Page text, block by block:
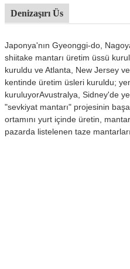
Denizaşırı Üs
Japonya'nın Gyeonggi-do,
shiitake mantarı üretim üssü
kuruldu ve Atlanta, New Jersey ve
kentinde üretim üsleri kuruldu;
kuruluyorAvustralya, Sidney'de
"sevkiyat mantarı" projesinin
ortamını yurt içinde üretin,
pazarda listelenen taze